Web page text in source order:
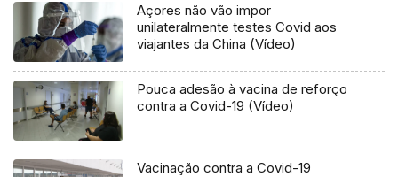
Açores não vão impor
unilateralmente testes Covid aos
viajantes da China (Vídeo)
Pouca adesão à vacina de reforço
contra a Covid-19 (Vídeo)
Vacinação contra a Covid-19